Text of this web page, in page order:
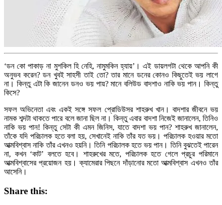
‘ডন কো পাকাড় না মুশকিল হি নেহি, নামুমকিন হ্যায়’। এই ডায়লগটা থেকে আপনি কী
অনুভব করেন? ডন খুবই সাহসী তাই তো? তার মানে ডনের কোনও কিছুতেই ভয় লাগে
না। কিন্তু এটা কি জানেন ডনও ভয় পায়? মানে বলিউড বাদশাও নাকি ভয় পান। কিন্তু
কিসে?
সফল অভিনেতা এবং একই সঙ্গে সফল প্রোডিউসর শাহরুখ খান। বাদশার জীবনে ভয়
নামক শব্দটা থাকতে পারে বলে জানা ছিল না। কিন্তু এবার বাদশা নিজেই জানালেন, তিনিও
নাকি ভয় পান! কিন্তু সেটা কী এমন জিনিস, যাতে বাদশা ভয় পান? শাহরুখ জানালেন,
তাঁকে যদি পরিচালক হতে বলা হয়, সেখানেই নাকি তাঁর যত ভয়। পরিচালক হওয়ার মতো
আত্মবিশ্বাস নাকি তাঁর এখনও হয়নি। তিনি পরিচালক হতে ভয় পান। তিনি বুঝতেই পারেন
না, কখন ‘কাট’ বলতে হবে। শাহরুখের মতে, পরিচালক হতে গেলে প্রচুর পরিমানে
আত্মবিশ্বাসের প্রয়োজন হয়। ক্যামেরার পিছনে দাঁড়ানোর মতো আত্মবিশ্বাস এখনও তাঁর
আসেনি।
Share this: